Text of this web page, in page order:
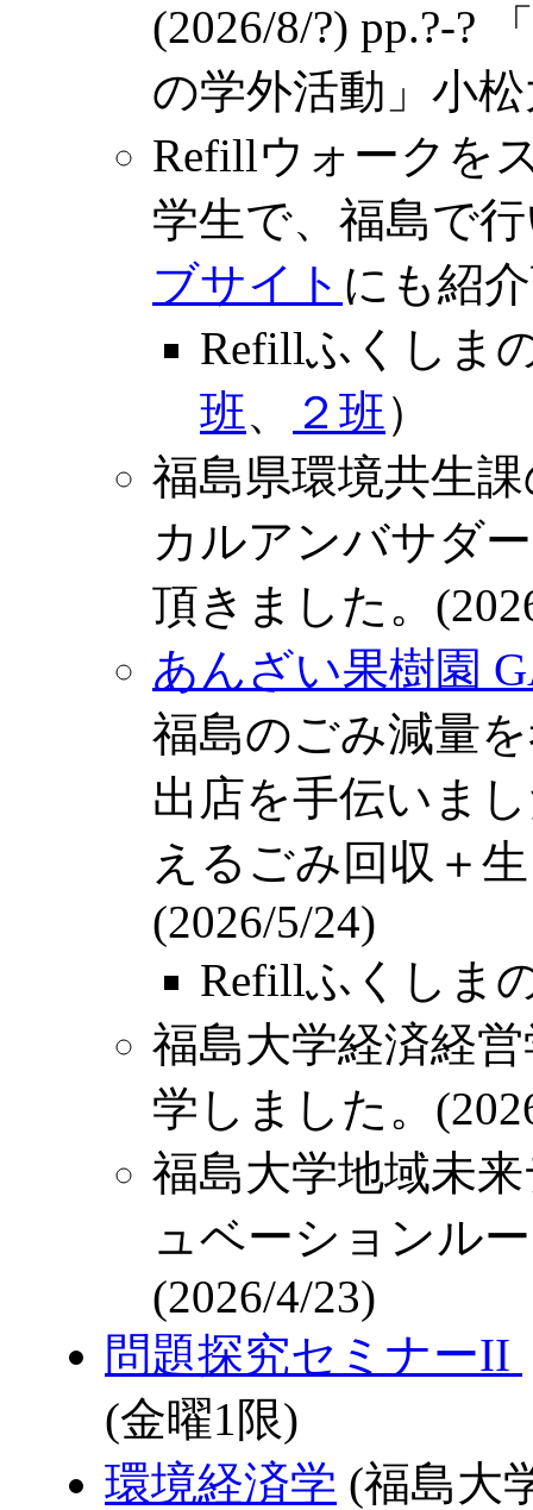
(2026/8/?) pp.?-?
の学外活動」小
Refillウォークを
学生で、福島で
ブサイト にも紹
Refillふくしま
班、 ２班）
福島県環境共生
カルアンバサダ
頂きました。
あんざい果樹園
福島のごみ減量
出店を手伝いま
えるごみ回収＋
(2026/5/24)
Refillふくしま
福島大学経済経
学しました。
福島大学地域未
ュベーションル
(2026/4/23)
問題探究セミナーII
(金曜1限)
環境経済学 (福島大